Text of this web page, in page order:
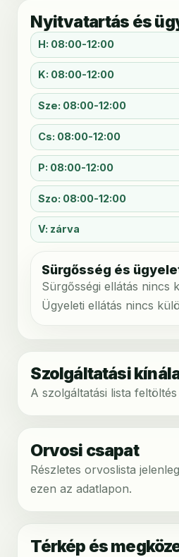
Nyitvatartás és
H: 08:00-12:00
K: 08:00-12:00
Sze: 08:00-12:00
Cs: 08:00-12:00
P: 08:00-12:00
Szo: 08:00-12:00
V: zárva
Sürgősség és
Sürgősségi ellátás nincs
Ügyeleti ellátás nincs
Szolgáltatási
A szolgáltatási lista feltöltés
Orvosi csapat
Részletes orvoslista
ezen az adatlapon.
Térkép és